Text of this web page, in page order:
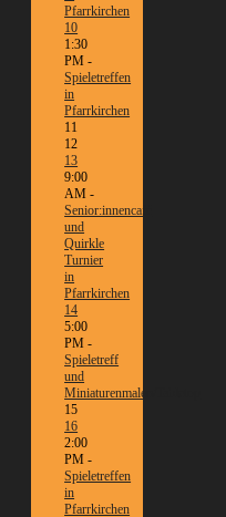
Pfarrkirchen
10
1:30
PM -
Spieletreffen
in
Pfarrkirchen
11
12
13
9:00
AM -
Senior:innencafé
und
Quirkle
Turnier
in
Pfarrkirchen
14
5:00
PM -
Spieletreff
und
Miniaturenmalen/Tabletop
15
16
2:00
PM -
Spieletreffen
in
Pfarrkirchen